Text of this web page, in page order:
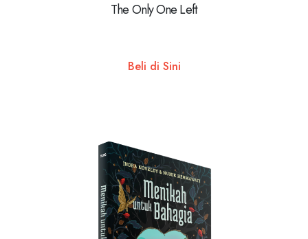
The Only One Left
Beli di Sini